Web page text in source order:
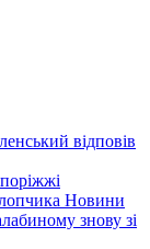
відповів
Новини
знову зі